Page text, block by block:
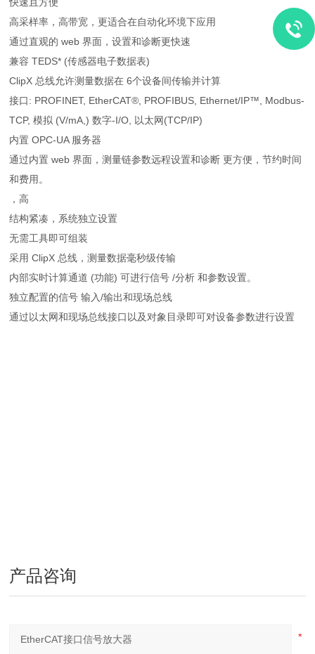
高采样率，高带宽，更适合在自动化环境下应用
通过直观的 web 界面，设置和诊断更快速
兼容 TEDS* (传感器电子数据表)
ClipX 总线允许测量数据在 6个设备间传输并计算
接口: PROFINET, EtherCAT®, PROFIBUS, Ethernet/IP™, Modbus-
TCP, 模拟 (V/mA,) 数字-I/O, 以太网(TCP/IP)
内置 OPC-UA 服务器
通过内置 web 界面，测量链参数远程设置和诊断 更方便，节约时间
和费用。
，高
结构紧凑，系统独立设置
无需工具即可组装
采用 ClipX 总线，测量数据毫秒级传输
内部实时计算通道 (功能) 可进行信号 /分析 和参数设置。
独立配置的信号 输入/输出和现场总线
通过以太网和现场总线接口以及对象目录即可对设备参数进行设置
产品咨询